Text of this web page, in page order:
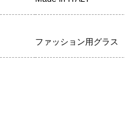
ファッション用グラス